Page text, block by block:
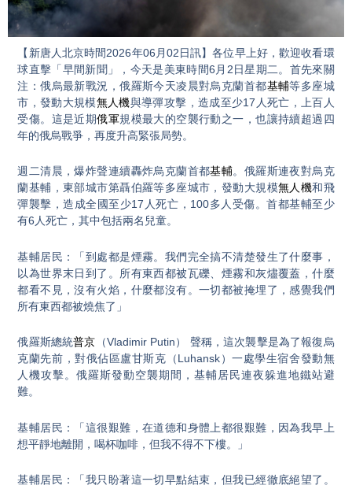
【新唐人北京時間2026年06月02日訊】各位早上好，歡迎收看環
球直擊「早間新聞」，今天是美東時間6月2日星期二。首先來關
注：俄烏最新戰況，俄羅斯今天凌晨對烏克蘭首都基輔等多座城
市，發動大規模無人機與導彈攻擊，造成至少17人死亡，上百人
受傷。這是近期俄軍規模最大的空襲行動之一，也讓持續超過四
年的俄烏戰爭，再度升高緊張局勢。
週二清晨，爆炸聲連續轟炸烏克蘭首都基輔。俄羅斯連夜對烏克
蘭基輔，東部城市第聶伯羅等多座城市，發動大規模無人機和飛
彈襲擊，造成全國至少17人死亡，100多人受傷。首都基輔至少
有6人死亡，其中包括兩名兒童。
基輔居民：「到處都是煙霧。我們完全搞不清楚發生了什麼事，
以為世界末日到了。所有東西都被瓦礫、煙霧和灰燼覆蓋，什麼
都看不見，沒有火焰，什麼都沒有。一切都被掩埋了，感覺我們
所有東西都被燒焦了」
俄羅斯總統普京 （Vladimir Putin） 聲稱，這次襲擊是為了報復烏
克蘭先前，對俄佔區盧甘斯克（Luhansk）一處學生宿舍發動無
人機攻擊。俄羅斯發動空襲期間，基輔居民連夜躲進地鐵站避
難。
基輔居民：「這很艱難，在道德和身體上都很艱難，因為我早上
想平靜地離開，喝杯咖啡，但我不得不下樓。」
基輔居民：「我只盼著這一切早點結束，但我已經徹底絕望了。